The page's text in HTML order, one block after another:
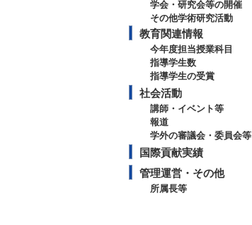
学会・研究会等の開催
その他学術研究活動
教育関連情報
今年度担当授業科目
指導学生数
指導学生の受賞
社会活動
講師・イベント等
報道
学外の審議会・委員会等
国際貢献実績
管理運営・その他
所属長等